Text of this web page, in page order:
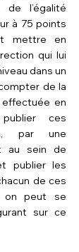
de l’égalité
à 75 points
mettre en
qui lui
dans un
de la
en
ces
par une
au sein de
publier les
de ces
on peut se
sur ce